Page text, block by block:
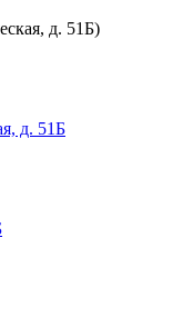
д. 51Б)
д. 51Б